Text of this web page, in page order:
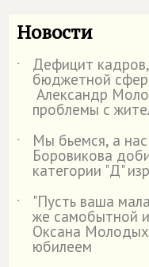
Новости
˙ Дефицит
бюджетной
Александр
проблемы с
˙
Мы бьемся, а нас
Боровикова
категории "Д"
˙
"Пусть ваша
же самобытной
Оксана Молодых
юбилеем